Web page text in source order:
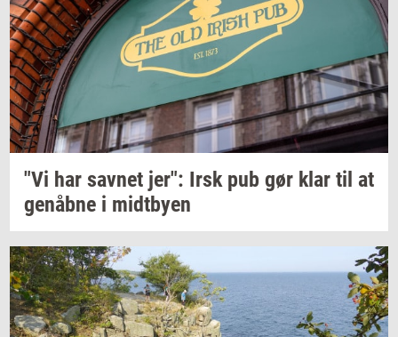
"Vi har sav­net jer": Irsk pub gør klar til at
genåb­ne i midt­by­en